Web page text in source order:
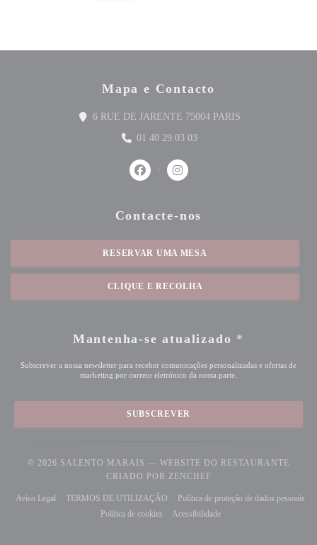
Mapa e Contacto
6 RUE DE JARENTE 75004 PARIS
01 40 29 03 03
Facebook ((abre numa nova janela))
Instagram ((abre numa nova
Contacte-nos
RESERVAR UMA MESA
CLIQUE E RECOLHA
Mantenha-se atualizado *
Subscrever a nossa newsletter para receber comunicações personalizadas e ofertas de
marketing por correio eletrónico da nossa parte.
SUBSCREVER
© 2026 SALENTO MARAIS — WEBSITE DO RESTAURANTE
CRIADO POR ZENCHEF
Aviso Legal ((abre numa nova janela))
TERMOS DE UTILIZAÇÃO ((abre numa nova janela))
Política de proteção de dados pessoais
((abre numa nova janela))
Política de cookies((abre numa nova janela))
Acessibilidade((abre numa nova janela))